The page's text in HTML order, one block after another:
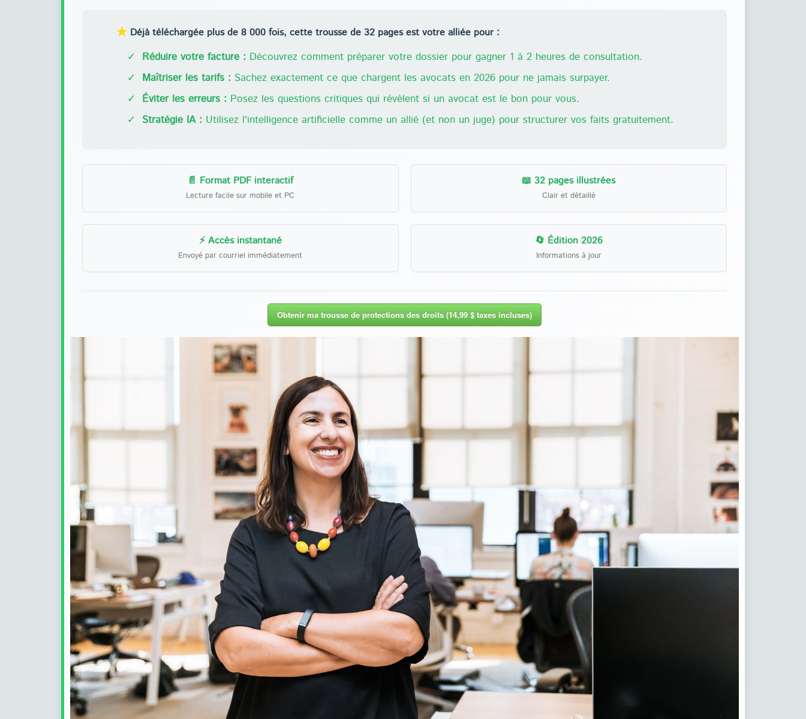
★ Déjà téléchargée plus de 8 000 fois, cette trousse de 32 pages est votre alliée pour :
✓ Réduire votre facture : Découvrez comment préparer votre dossier pour gagner 1 à 2 heures de consultation.
✓ Maîtriser les tarifs : Sachez exactement ce que chargent les avocats en 2026 pour ne jamais surpayer.
✓ Éviter les erreurs : Posez les questions critiques qui révèlent si un avocat est le bon pour vous.
✓ Stratégie IA : Utilisez l'intelligence artificielle comme un allié (et non un juge) pour structurer vos faits gratuitement.
📄 Format PDF interactif
Lecture facile sur mobile et PC
📖 32 pages illustrées
Clair et détaillé
⚡ Accès instantané
Envoyé par courriel immédiatement
🔄 Édition 2026
Informations à jour
Obtenir ma trousse de protections des droits (14,99 $ taxes incluses)